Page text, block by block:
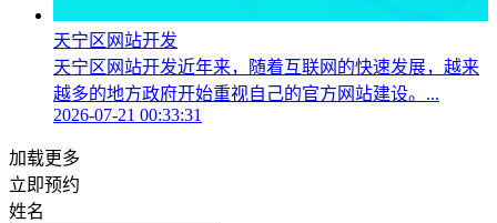
天宁区网站开发
天宁区网站开发近年来，随着互联网的快速发展，越来
越多的地方政府开始重视自己的官方网站建设。...
2026-07-21 00:33:31
加载更多
立即预约
姓名